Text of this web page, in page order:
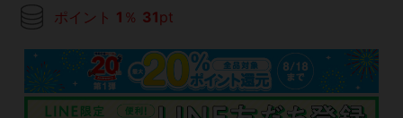
ポイント 1 ％ 31pt